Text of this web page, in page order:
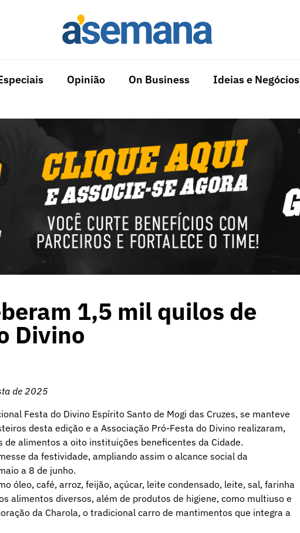
Opinião On Business Ideias e Negócios
1,5 mil quilos de
Divino
de 2025
Festa do Divino Espírito Santo de Mogi das Cruzes, se manteve
desta edição e a Associação Pró-Festa do Divino realizaram,
alimentos a oito instituições beneficentes da Cidade.
da festividade, ampliando assim o alcance social da
a 8 de junho.
óleo, café, arroz, feijão, açúcar, leite condensado, leite, sal, farinha
alimentos diversos, além de produtos de higiene, como multiuso e
da Charola, o tradicional carro de mantimentos que integra a